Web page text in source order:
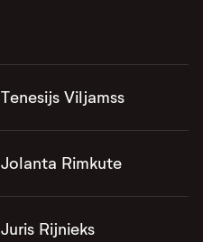
Tenesijs Viljamss
Jolanta Rimkute
Juris Rijnieks